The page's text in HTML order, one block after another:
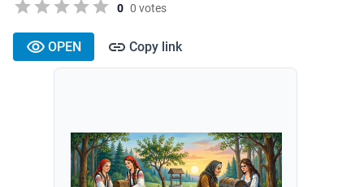
0 0 votes
OPEN Copy link